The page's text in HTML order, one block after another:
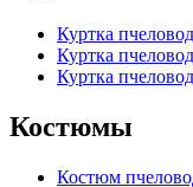
Куртка
Куртка
Куртка
Костюмы
Костюм